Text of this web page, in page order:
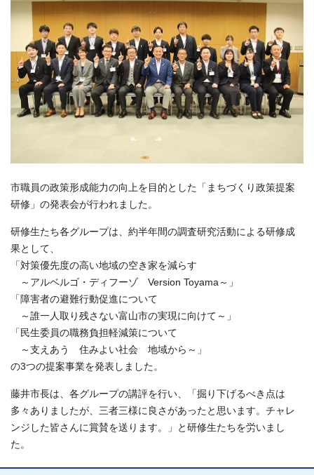
市職員の政策形成能力の向上を目的とした「まちづくり政策提案
研修」の発表会が行われました。
研修生たち各グループは、約半年間の調査研究活動による研修成
果として、
「対策優先度の高い地域の空き家を減らす
～アルベルゴ・ディフーゾ Version Toyama～」
「障害者の避難行動促進について
～誰一人取り残さない富山市の実現に向けて～」
「民生委員の職務負担軽減策について
～支えあう 住みよい社会 地域から～」
の3つの提案事業を発表しました。
藤井市長は、各グループの講評を行い、「掘り下げるべき点は
多々ありましたが、三者三様に良さがあったと思います。チャレ
ンジした皆さんに賞賛を送ります。」と研修生たちを労いまし
た。